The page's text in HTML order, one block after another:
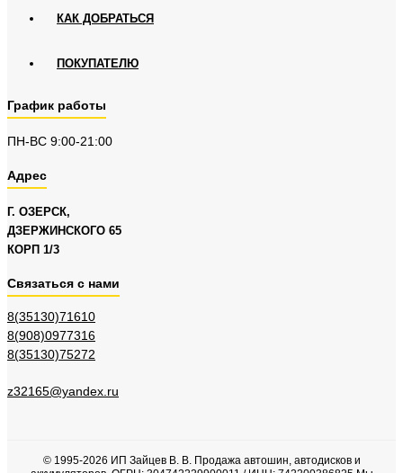
КАК ДОБРАТЬСЯ
ПОКУПАТЕЛЮ
График работы
ПН-ВС 9:00-21:00
Адрес
Г. ОЗЕРСК,
ДЗЕРЖИНСКОГО 65
КОРП 1/3
Связаться с нами
8(35130)71610
8(908)0977316
8(35130)75272
z32165@yandex.ru
© 1995-2026 ИП Зайцев В. В. Продажа автошин, автодисков и